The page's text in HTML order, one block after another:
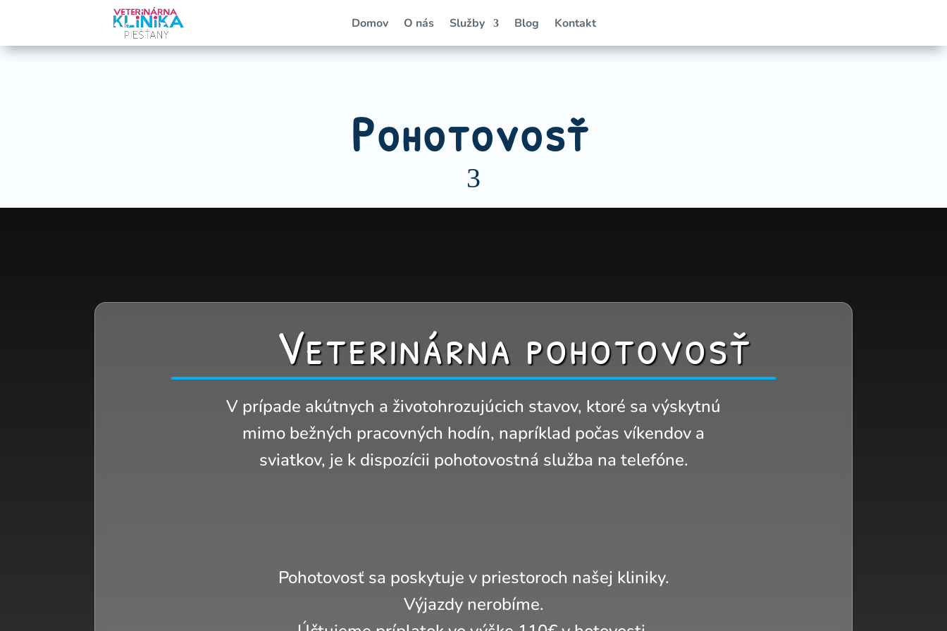
Domov O nás Služby Blog Kontakt
Pohotovosť
3
Veterinárna pohotovosť
V prípade akútnych a životohrozujúcich stavov, ktoré sa výskytnú
mimo bežných pracovných hodín, napríklad počas víkendov a
sviatkov, je k dispozícii pohotovostná služba na telefóne.
Pohotovosť sa poskytuje v priestoroch našej kliniky.
Výjazdy nerobíme.